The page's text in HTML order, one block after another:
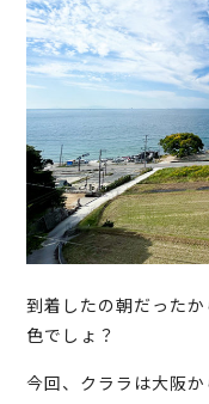
到着したの朝だった
色でしょ？
今回、クララは大阪